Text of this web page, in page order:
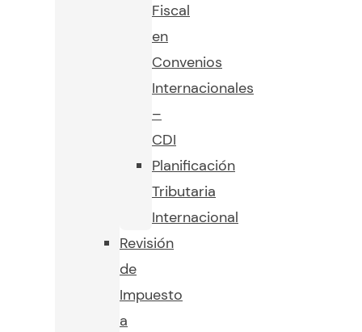
Fiscal
en
Convenios
Internacionales
–
CDI
Planificación
Tributaria
Internacional
Revisión
de
Impuesto
a